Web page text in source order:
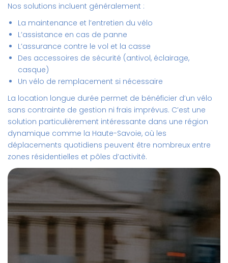
Nos solutions incluent généralement :
La maintenance et l’entretien du vélo
L’assistance en cas de panne
L’assurance contre le vol et la casse
Des accessoires de sécurité (antivol, éclairage,
casque)
Un vélo de remplacement si nécessaire
La location longue durée permet de bénéficier d’un vélo
sans contrainte de gestion ni frais imprévus. C’est une
solution particulièrement intéressante dans une région
dynamique comme la Haute-Savoie, où les
déplacements quotidiens peuvent être nombreux entre
zones résidentielles et pôles d’activité.